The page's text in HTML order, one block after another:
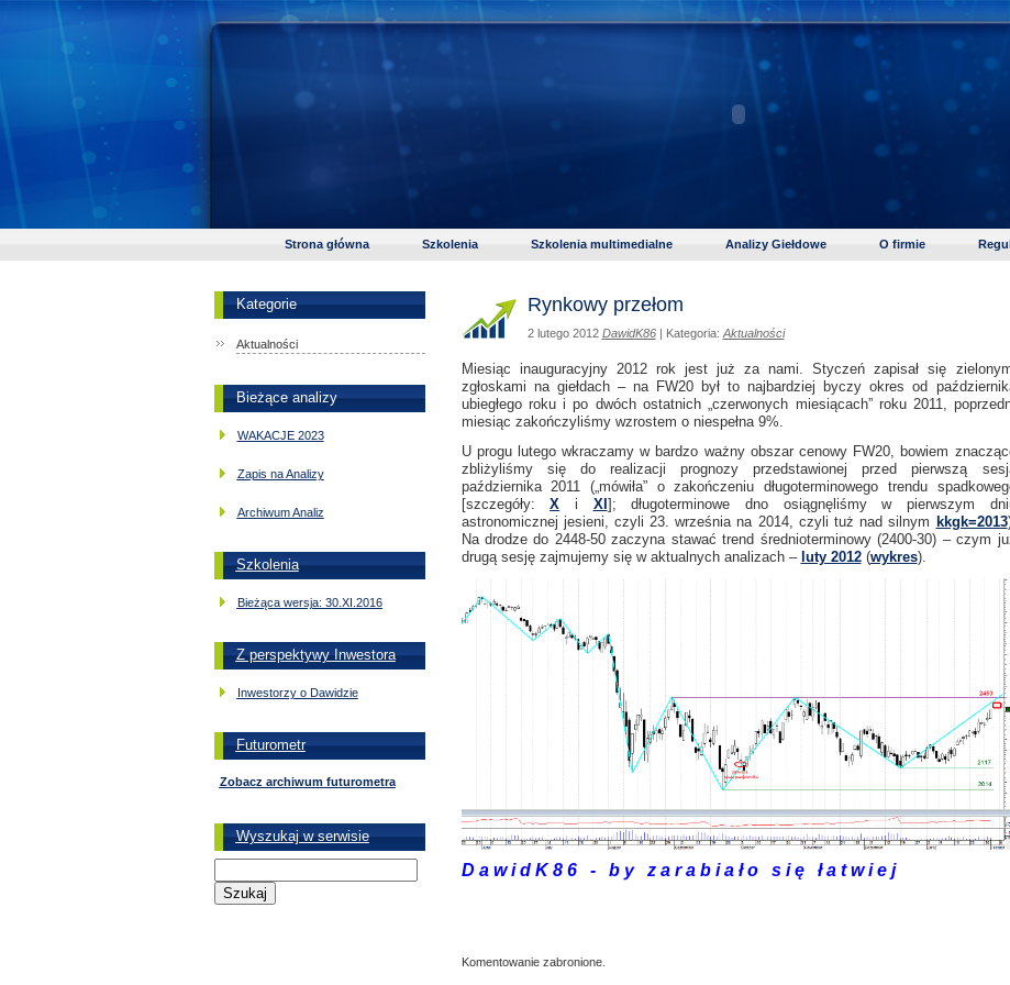
Strona główna Szkolenia Szkolenia multimedialne Analizy Giełdowe O firmie
Kategorie
Aktualności
Bieżące analizy
WAKACJE 2023
Zapis na Analizy
Archiwum Analiz
Szkolenia
Bieżąca wersja: 30.XI.2016
Z perspektywy Inwestora
Inwestorzy o Dawidzie
Futurometr
Zobacz archiwum futurometra
Wyszukaj w serwisie
Rynkowy przełom
2 lutego 2012 DawidK86| Kategoria: Aktualności
Miesiąc inauguracyjny 2012 rok jest już za nami. Styczeń zapisał się
zgłoskami na giełdach – na FW20 był to najbardziej byczy okres od
ubiegłego roku i po dwóch ostatnich „czerwonych miesiącach” roku 2011,
miesiąc zakończyliśmy wzrostem o niespełna 9%.
U progu lutego wkraczamy w bardzo ważny obszar cenowy FW20, bowiem
zbliżyliśmy się do realizacji prognozy przedstawionej przed pierwszą
października 2011 („mówiła” o zakończeniu długoterminowego trendu
[szczegóły:X i XI ]; długoterminowe dno osiągnęliśmy w pierwszym
astronomicznej jesieni, czyli 23. września na 2014, czyli tuż nad silnym kkgk=2013
Na drodze do 2448-50 zaczyna stawać trend średnioterminowy (2400-30) – czym
drugą sesję zajmujemy się w aktualnych analizach – luty 2012(wykres).
D a w i d K 8 6 - b y z a r a b i a ł o s i ę ł a t w i e j
Komentowanie zabronione.